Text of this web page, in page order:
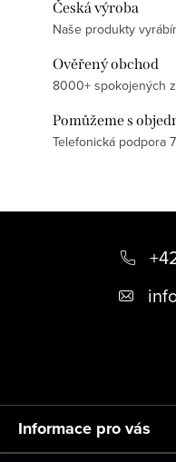
Česká výroba
Naše produkty
Ověřený obchod
8000+ spokojených
Pomůžeme s
Telefonická podpora
Informace pro vás